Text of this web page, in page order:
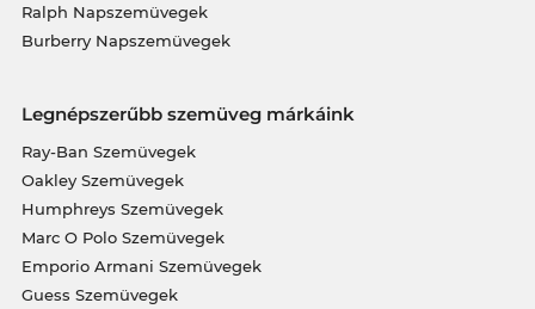
Ralph Napszemüvegek
Burberry Napszemüvegek
Legnépszerűbb szemüveg márkáink
Ray-Ban Szemüvegek
Oakley Szemüvegek
Humphreys Szemüvegek
Marc O Polo Szemüvegek
Emporio Armani Szemüvegek
Guess Szemüvegek